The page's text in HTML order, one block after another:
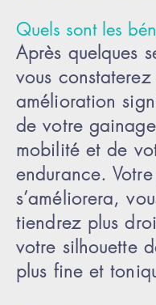
Quels sont les
Après quelques
vous constaterez
amélioration
de votre
mobilité et de
endurance.
s’améliorera,
tiendrez plus
votre silhouette
plus fine et